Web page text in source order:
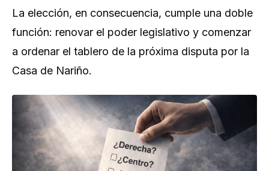
La elección, en consecuencia, cumple una doble
función: renovar el poder legislativo y comenzar
a ordenar el tablero de la próxima disputa por la
Casa de Nariño.